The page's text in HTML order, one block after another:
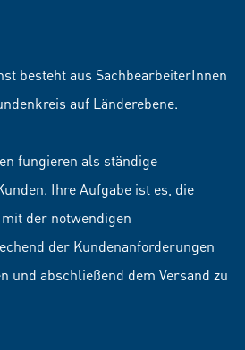
besteht aus SachbearbeiterInnen
auf Länderebene.
fungieren als ständige
Ihre Aufgabe ist es, die
der notwendigen
der Kundenanforderungen
und abschließend dem Versand zu